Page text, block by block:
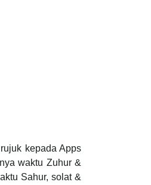
kepada Apps
waktu Zuhur &
Sahur, solat &